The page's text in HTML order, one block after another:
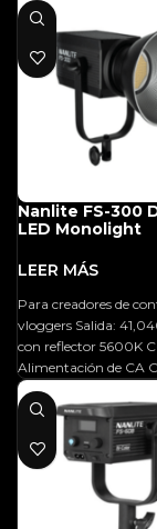
Nanlite FS-300
LED Monolight
Para creadores de
vloggers Salida:
con reflector 5600K
Alimentación de CA